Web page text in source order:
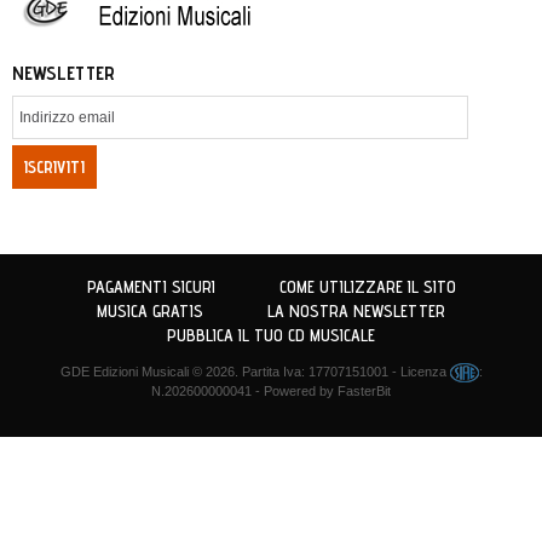
NEWSLETTER
ISCRIVITI
PAGAMENTI SICURI
COME UTILIZZARE IL SITO
MUSICA GRATIS
LA NOSTRA NEWSLETTER
PUBBLICA IL TUO CD MUSICALE
GDE Edizioni Musicali© 2026. Partita Iva: 17707151001 - Licenza
:
N.202600000041 - Powered by FasterBit